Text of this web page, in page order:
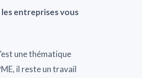
entreprises vous
une thématique
il reste un travail